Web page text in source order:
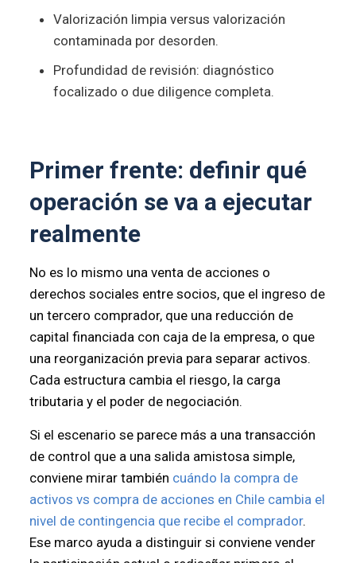
Valorización limpia versus valorización
contaminada por desorden.
Profundidad de revisión: diagnóstico
focalizado o due diligence completa.
Primer frente: definir qué
operación se va a ejecutar
realmente
No es lo mismo una venta de acciones o
derechos sociales entre socios, que el ingreso de
un tercero comprador, que una reducción de
capital financiada con caja de la empresa, o que
una reorganización previa para separar activos.
Cada estructura cambia el riesgo, la carga
tributaria y el poder de negociación.
Si el escenario se parece más a una transacción
de control que a una salida amistosa simple,
conviene mirar también cuándo la compra de
activos vs compra de acciones en Chile cambia el
nivel de contingencia que recibe el comprador.
Ese marco ayuda a distinguir si conviene vender